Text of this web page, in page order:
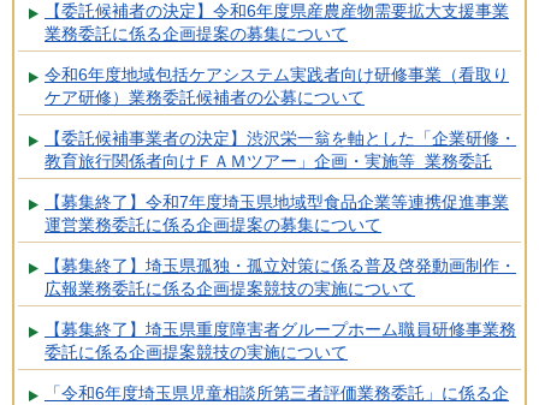
【委託候補者の決定】令和6年度県産農産物需要拡大支援事業
業務委託に係る企画提案の募集について
令和6年度地域包括ケアシステム実践者向け研修事業（看取り
ケア研修）業務委託候補者の公募について
【委託候補事業者の決定】渋沢栄一翁を軸とした「企業研修・
教育旅行関係者向けＦＡＭツアー」企画・実施等 業務委託
【募集終了】令和7年度埼玉県地域型食品企業等連携促進事業
運営業務委託に係る企画提案の募集について
【募集終了】埼玉県孤独・孤立対策に係る普及啓発動画制作・
広報業務委託に係る企画提案競技の実施について
【募集終了】埼玉県重度障害者グループホーム職員研修事業務
委託に係る企画提案競技の実施について
「令和6年度埼玉県児童相談所第三者評価業務委託」に係る企